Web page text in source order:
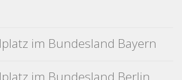
im Bundesland Bayern
im Bundesland Berlin